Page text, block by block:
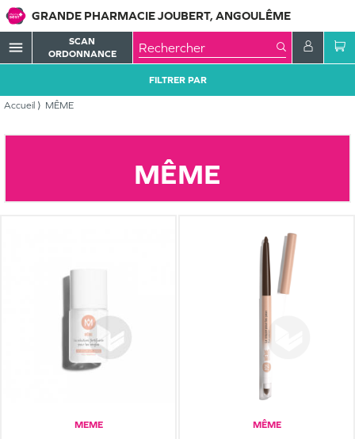
GRANDE PHARMACIE JOUBERT, ANGOULÊME
menu
SCAN
ORDONNANCE
Accueil MÊME
FILTRER PAR
MÊME
MEME
MÊME